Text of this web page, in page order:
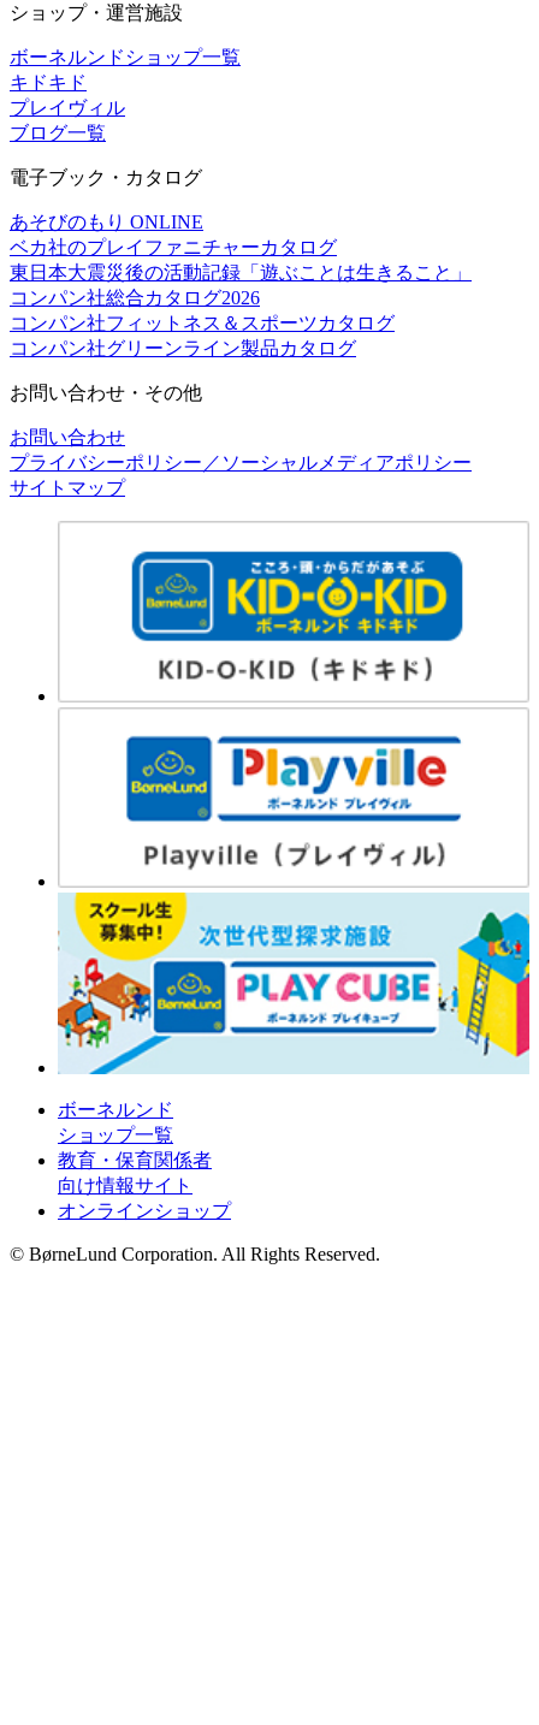
ショップ・運営施設
ボーネルンドショップ一覧
キドキド
プレイヴィル
ブログ一覧
電子ブック・カタログ
あそびのもり ONLINE
ベカ社のプレイファニチャーカタログ
東日本大震災後の活動記録「遊ぶことは生きること」
コンパン社総合カタログ2026
コンパン社フィットネス＆スポーツカタログ
コンパン社グリーンライン製品カタログ
お問い合わせ・その他
お問い合わせ
プライバシーポリシー／ソーシャルメディアポリシー
サイトマップ
ボーネルンド
ショップ一覧
教育・保育関係者
向け情報サイト
オンラインショップ
© BørneLund Corporation. All Rights Reserved.